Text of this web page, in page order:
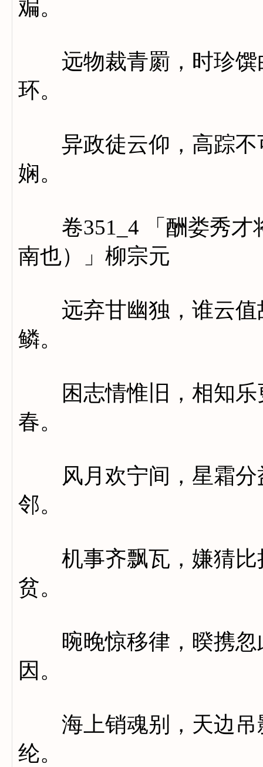
斒。
远物裁青罽，时珍馔
环。
异政徒云仰，高踪不
娴。
卷351_4 「酬娄秀才
南也）」柳宗元
远弃甘幽独，谁云值
鳞。
困志情惟旧，相知乐
春。
风月欢宁间，星霜分
邻。
机事齐飘瓦，嫌猜比
贫。
晼晚惊移律，暌携忽
因。
海上销魂别，天边吊
纶。